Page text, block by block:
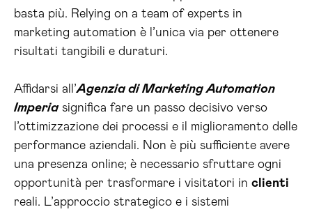
basta più. Relying on a team of experts in
marketing automation è l’unica via per ottenere
risultati tangibili e duraturi.
Affidarsi all’Agenzia di Marketing Automation
Imperiasignifica fare un passo decisivo verso
l’ottimizzazione dei processi e il miglioramento delle
performance aziendali. Non è più sufficiente avere
una presenza online; è necessario sfruttare ogni
opportunità per trasformare i visitatori in clienti
reali. L’approccio strategico e i sistemi